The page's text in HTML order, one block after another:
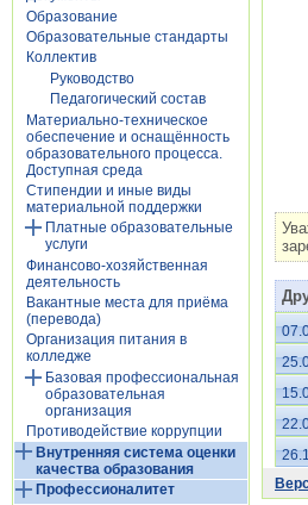
Образование
Образовательные стандарты
Коллектив
Руководство
Педагогический состав
Материально-техническое
обеспечение и оснащённость
образовательного процесса.
Доступная среда
Стипендии и иные виды
материальной поддержки
Платные образовательные
услуги
Финансово-хозяйственная
деятельность
Вакантные места для приёма
(перевода)
Организация питания в
колледже
Базовая профессиональная
образовательная
организация
Противодействие коррупции
Внутренняя система оценки
качества образования
Профессионалитет